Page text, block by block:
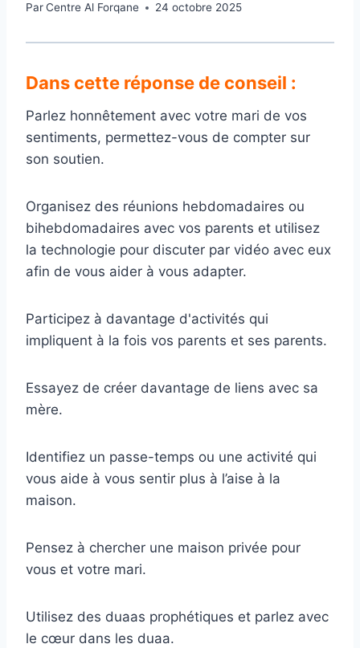
ParCentre Al Forqane 24 octobre 2025
Dans cette réponse de conseil :
Parlez honnêtement avec votre mari de vos
sentiments, permettez-vous de compter sur
son soutien.
Organisez des réunions hebdomadaires ou
bihebdomadaires avec vos parents et utilisez
la technologie pour discuter par vidéo avec eux
afin de vous aider à vous adapter.
Participez à davantage d'activités qui
impliquent à la fois vos parents et ses parents.
Essayez de créer davantage de liens avec sa
mère.
Identifiez un passe-temps ou une activité qui
vous aide à vous sentir plus à l’aise à la
maison.
Pensez à chercher une maison privée pour
vous et votre mari.
Utilisez des duaas prophétiques et parlez avec
le cœur dans les duaa.